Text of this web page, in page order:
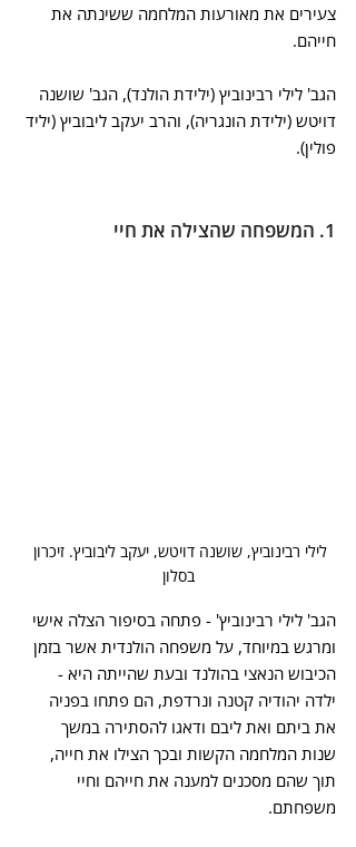
צעירים את מאורעות המלחמה ששינתה את
חייהם.
הגב' לילי רבינוביץ (ילידת הולנד), הגב' שושנה
דויטש (ילידת הונגריה), והרב יעקב ליבוביץ (יליד
פולין).
1. המשפחה שהצילה את חיי
לילי רבינוביץ, שושנה דויטש, יעקב ליבוביץ. זיכרון
בסלון
הגב' לילי רבינוביץ' - פתחה בסיפור הצלה אישי
ומרגש במיוחד, על משפחה הולנדית אשר בזמן
הכיבוש הנאצי בהולנד ובעת שהייתה היא -
ילדה יהודיה קטנה ונרדפת, הם פתחו בפניה
את ביתם ואת ליבם ודאגו להסתירה במשך
שנות המלחמה הקשות ובכך הצילו את חייה,
תוך שהם מסכנים למענה את חייהם וחיי
משפחתם.